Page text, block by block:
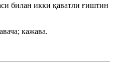
билан икки қаватли ғиштин
кажава.